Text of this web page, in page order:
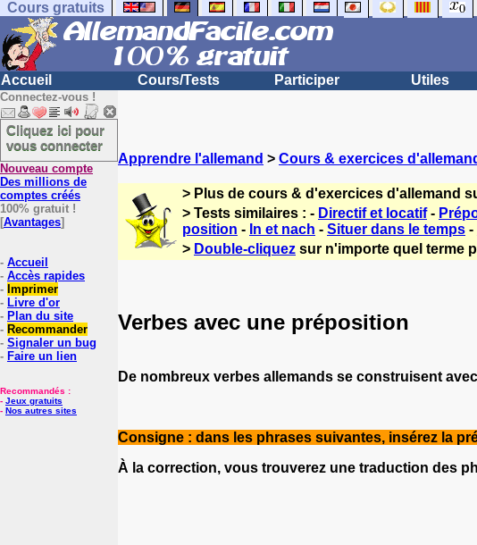
Cours gratuits
Accueil Cours/Tests Participer Utiles
Connectez-vous !
Cliquez ici pour
vous connecter
Nouveau compte
Des millions de
comptes créés
100% gratuit !
[Avantages]
- Accueil
- Accès rapides
- Imprimer
- Livre d'or
- Plan du site
- Recommander
- Signaler un bug
- Faire un lien
Recommandés :
- Jeux gratuits
- Nos autres sites
Apprendre l'allemand > Cours & exercices
> Plus de cours & d'exercices d'allemand
> Tests similaires : - Directif et locatif-
position - In et nach - Situer dans le temps -
> Double-cliquez sur n'importe quel terme
Verbes avec une préposition
De nombreux verbes allemands se construisent
Consigne : dans les phrases suivantes, insérez la
À la correction, vous trouverez une traduction des